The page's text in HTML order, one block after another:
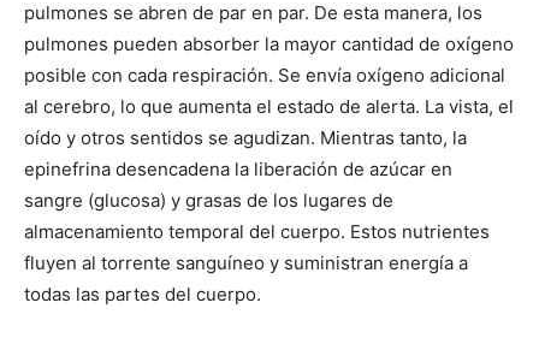
pulmones se abren de par en par. De esta manera, los
pulmones pueden absorber la mayor cantidad de oxígeno
posible con cada respiración. Se envía oxígeno adicional
al cerebro, lo que aumenta el estado de alerta. La vista, el
oído y otros sentidos se agudizan. Mientras tanto, la
epinefrina desencadena la liberación de azúcar en
sangre (glucosa) y grasas de los lugares de
almacenamiento temporal del cuerpo. Estos nutrientes
fluyen al torrente sanguíneo y suministran energía a
todas las partes del cuerpo.